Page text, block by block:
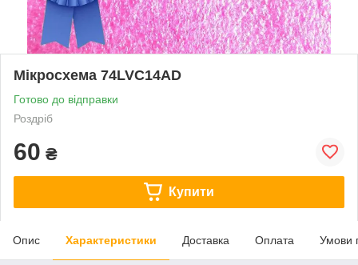
Мікросхема 74LVC14AD
Готово до відправки
Роздріб
60 ₴
Купити
Опис Характеристики Доставка Оплата Умови